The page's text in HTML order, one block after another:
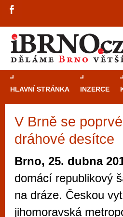
HLAVNÍ STRÁNKA INZERCE
V Brně se
dráhové desítce
Brno, 25. dubna
domácí republikový
na dráze. Českou
jihomoravská
Mimo jiné je ale také